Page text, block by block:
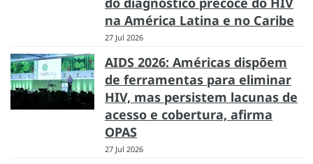
na América Latina e no Caribe
27 Jul 2026
AIDS 2026: Américas dispõem
de ferramentas para eliminar
HIV, mas persistem lacunas de
acesso e cobertura, afirma
OPAS
27 Jul 2026